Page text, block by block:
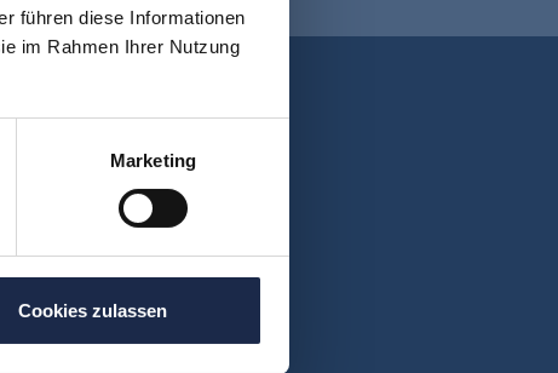
führen diese Informationen
im Rahmen Ihrer Nutzung
Marketing
Cookies zulassen